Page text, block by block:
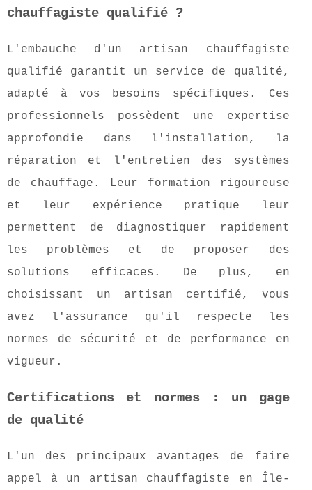
chauffagiste qualifié ?
L'embauche d'un artisan chauffagiste
qualifié garantit un service de qualité,
adapté à vos besoins spécifiques. Ces
professionnels possèdent une expertise
approfondie dans l'installation, la
réparation et l'entretien des systèmes
de chauffage. Leur formation rigoureuse
et leur expérience pratique leur
permettent de diagnostiquer rapidement
les problèmes et de proposer des
solutions efficaces. De plus, en
choisissant un artisan certifié, vous
avez l'assurance qu'il respecte les
normes de sécurité et de performance en
vigueur.
Certifications et normes : un gage
de qualité
L'un des principaux avantages de faire
appel à un artisan chauffagiste en Île-